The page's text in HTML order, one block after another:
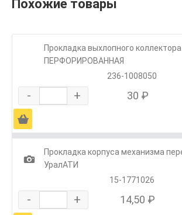
Похожие товары
Прокладка выхлопного коллектора
ПЕРФОРИРОВАННАЯ
236-1008050
- + 30 ₽
Ä
1
Прокладка корпуса механизма
УралАТИ
15-1771026
- + 14,50 ₽